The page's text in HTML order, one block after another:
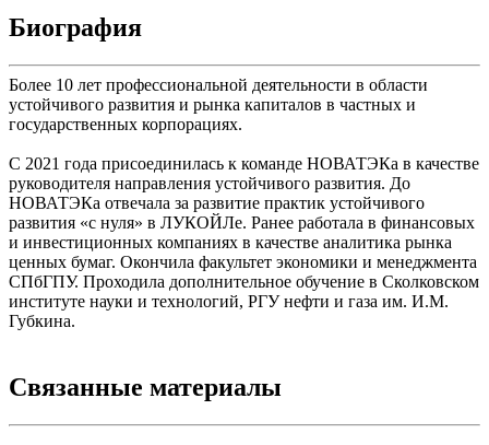
Биография
Более 10 лет профессиональной деятельности в области
устойчивого развития и рынка капиталов в частных и
государственных корпорациях.
С 2021 года присоединилась к команде НОВАТЭКа в качестве
руководителя направления устойчивого развития. До
НОВАТЭКа отвечала за развитие практик устойчивого
развития «с нуля» в ЛУКОЙЛе. Ранее работала в финансовых
и инвестиционных компаниях в качестве аналитика рынка
ценных бумаг. Окончила факультет экономики и менеджмента
СПбГПУ. Проходила дополнительное обучение в Сколковском
институте науки и технологий, РГУ нефти и газа им. И.М.
Губкина.
Связанные материалы